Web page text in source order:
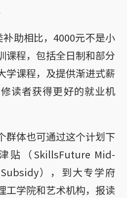
助相比，4000元不是小
课程，包括全日制和部分
学课程，及提供渐进式薪
读者获得更好的就业机
群体也可通过这个计划下
贴（SkillsFuture Mid-
），到大专学府
工学院和艺术机构，报读